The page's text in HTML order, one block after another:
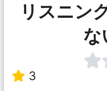
リスニン
な
3